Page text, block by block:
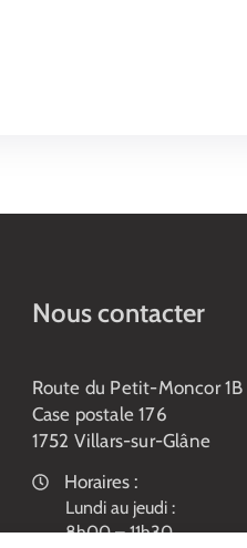
Nous contacter
Route du Petit-Moncor 1B
Case postale 176
1752 Villars-sur-Glâne
Horaires :
Lundi au jeudi :
8h00 – 11h30